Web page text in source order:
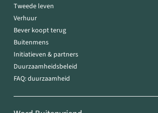
Tweede leven
Verhuur
Bever koopt terug
Buitenmens
Initiatieven & partners
Duurzaamheidsbeleid
FAQ: duurzaamheid